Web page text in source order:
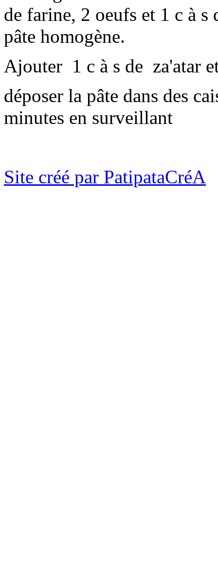
de farine, 2 oeufs et 1 c à
pâte homogène.
Ajouter 1 c à s de za'atar
déposer la pâte dans des
minutes en surveillant
Site créé par PatipataCréA